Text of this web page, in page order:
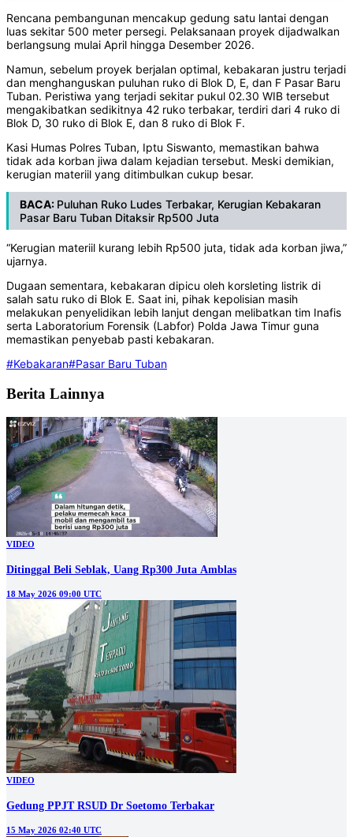
Rencana pembangunan mencakup gedung satu lantai dengan
luas sekitar 500 meter persegi. Pelaksanaan proyek dijadwalkan
berlangsung mulai April hingga Desember 2026.
Namun, sebelum proyek berjalan optimal, kebakaran justru terjadi
dan menghanguskan puluhan ruko di Blok D, E, dan F Pasar Baru
Tuban. Peristiwa yang terjadi sekitar pukul 02.30 WIB tersebut
mengakibatkan sedikitnya 42 ruko terbakar, terdiri dari 4 ruko di
Blok D, 30 ruko di Blok E, dan 8 ruko di Blok F.
Kasi Humas Polres Tuban, Iptu Siswanto, memastikan bahwa
tidak ada korban jiwa dalam kejadian tersebut. Meski demikian,
kerugian materiil yang ditimbulkan cukup besar.
BACA: Puluhan Ruko Ludes Terbakar, Kerugian Kebakaran
Pasar Baru Tuban Ditaksir Rp500 Juta
“Kerugian materiil kurang lebih Rp500 juta, tidak ada korban jiwa,”
ujarnya.
Dugaan sementara, kebakaran dipicu oleh korsleting listrik di
salah satu ruko di Blok E. Saat ini, pihak kepolisian masih
melakukan penyelidikan lebih lanjut dengan melibatkan tim Inafis
serta Laboratorium Forensik (Labfor) Polda Jawa Timur guna
memastikan penyebab pasti kebakaran.
#Kebakaran#Pasar Baru Tuban
Berita Lainnya
VIDEO
Ditinggal Beli Seblak, Uang Rp300 Juta Amblas
18 May 2026 09:00 UTC
VIDEO
Gedung PPJT RSUD Dr Soetomo Terbakar
15 May 2026 02:40 UTC